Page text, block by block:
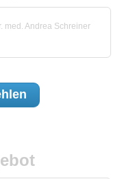
med. Andrea Schreiner